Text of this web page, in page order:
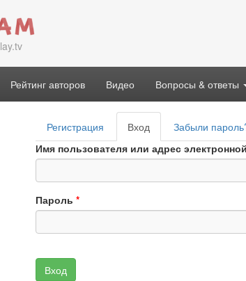
Рейтинг авторов Видео Вопросы & ответы
Главные
вкладки
Регистрация Вход(активная
вкладка)
Забыли
Имя пользователя или адрес
Пароль *
Вход